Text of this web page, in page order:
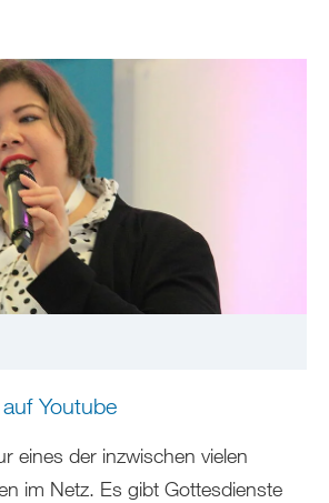
Youtube
eines der inzwischen vielen
im Netz. Es gibt Gottesdienste